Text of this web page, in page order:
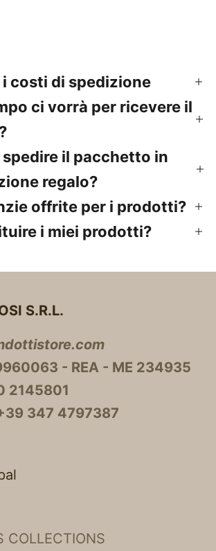
i costi di spedizione
ci vorrà per ricevere il
spedire il pacchetto in
regalo?
offrite per i prodotti?
i miei prodotti?
S.R.L.
- REA - ME 234935
2145801
347 4797387
COLLECTIONS